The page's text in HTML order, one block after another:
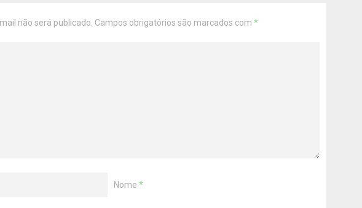
não será publicado. Campos obrigatórios são marcados com *
Nome *